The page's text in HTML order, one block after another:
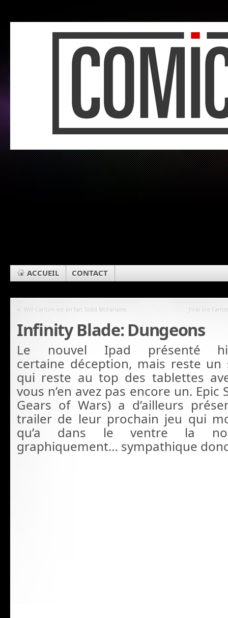
ACCUEIL CONTACT
« Will Carlton est en fait Todd McFarlane J’irai lire
Infinity Blade: Dungeons
Le nouvel Ipad présenté
certaine déception, mais reste
qui reste au top des tablettes
vous n’en avez pas encore un. Epic
Gears of Wars) a d’ailleurs
trailer de leur prochain jeu qui
qu’a dans le ventre la
graphiquement… sympathique